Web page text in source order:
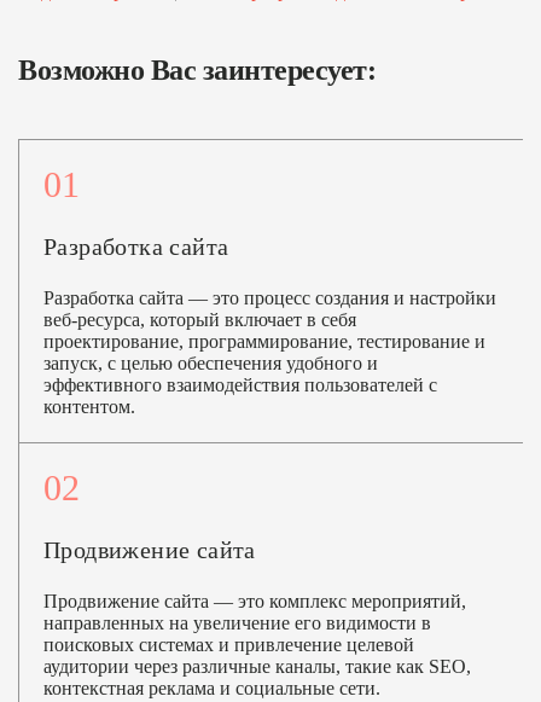
Возможно Вас заинтересует:
01
Разработка сайта
Разработка сайта — это процесс создания и настройки
веб-ресурса, который включает в себя
проектирование, программирование, тестирование и
запуск, с целью обеспечения удобного и
эффективного взаимодействия пользователей с
контентом.
02
Продвижение сайта
Продвижение сайта — это комплекс мероприятий,
направленных на увеличение его видимости в
поисковых системах и привлечение целевой
аудитории через различные каналы, такие как SEO,
контекстная реклама и социальные сети.